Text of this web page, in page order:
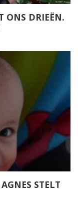
ONS DRIEËN.
STELT